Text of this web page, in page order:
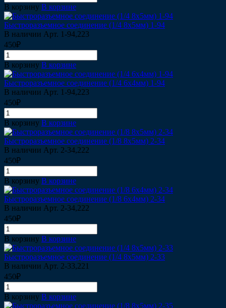
В корзину В корзине
Быстроразъемное соединение (1/4 8х5мм) 1-94
В наличии Арт. 1-94,223
450₽
В корзину В корзине
Быстроразъемное соединение (1/4 6х4мм) 1-94
В наличии Арт. 1-94,223
450₽
В корзину В корзине
Быстроразъемное соединение (1/8 8х5мм) 2-34
В наличии Арт. 2-34,222
450₽
В корзину В корзине
Быстроразъемное соединение (1/8 6х4мм) 2-34
В наличии Арт. 2-34,222
450₽
В корзину В корзине
Быстроразъемное соединение (1/4 8х5мм) 2-33
В наличии Арт. 2-33,221
450₽
В корзину В корзине